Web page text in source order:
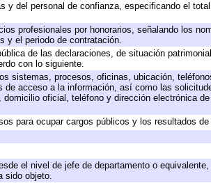
y del personal de confianza, especificando el
profesionales por honorarios, señalando los
y el periodo de contratación.
de las declaraciones, de situación
con lo siguiente.
sistemas, procesos, oficinas, ubicación,
de acceso a la información, así como las
oficial, teléfono y dirección electrónica
para ocupar cargos públicos y los resultados
el nivel de jefe de departamento o
sido objeto.